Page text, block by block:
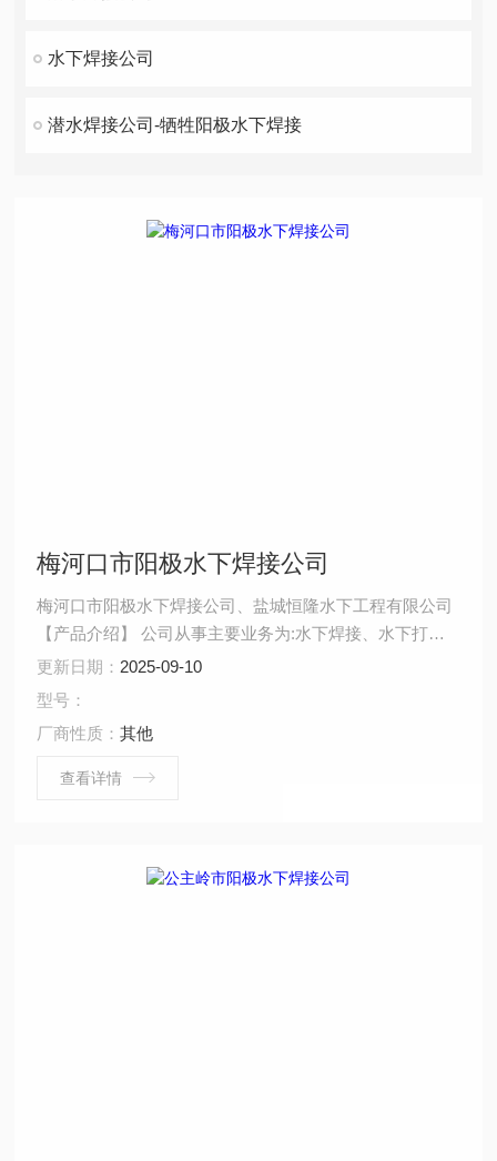
水下焊接公司
潜水焊接公司-牺牲阳极水下焊接
梅河口市阳极水下焊接公司
梅河口市阳极水下焊接公司、盐城恒隆水下工程有限公司
【产品介绍】 公司从事主要业务为:水下焊接、水下打
捞、水下拆除、水下安装、水下堵漏、水下切割、水下摄
像、水下探摸、沉井施工、水下维修、水下检测、水下封
更新日期： 2025-09-10
型号：
厂商性质：其他
查看详情